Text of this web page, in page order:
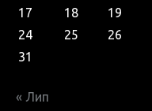
17
18 19
24
25 26
31
« Лип